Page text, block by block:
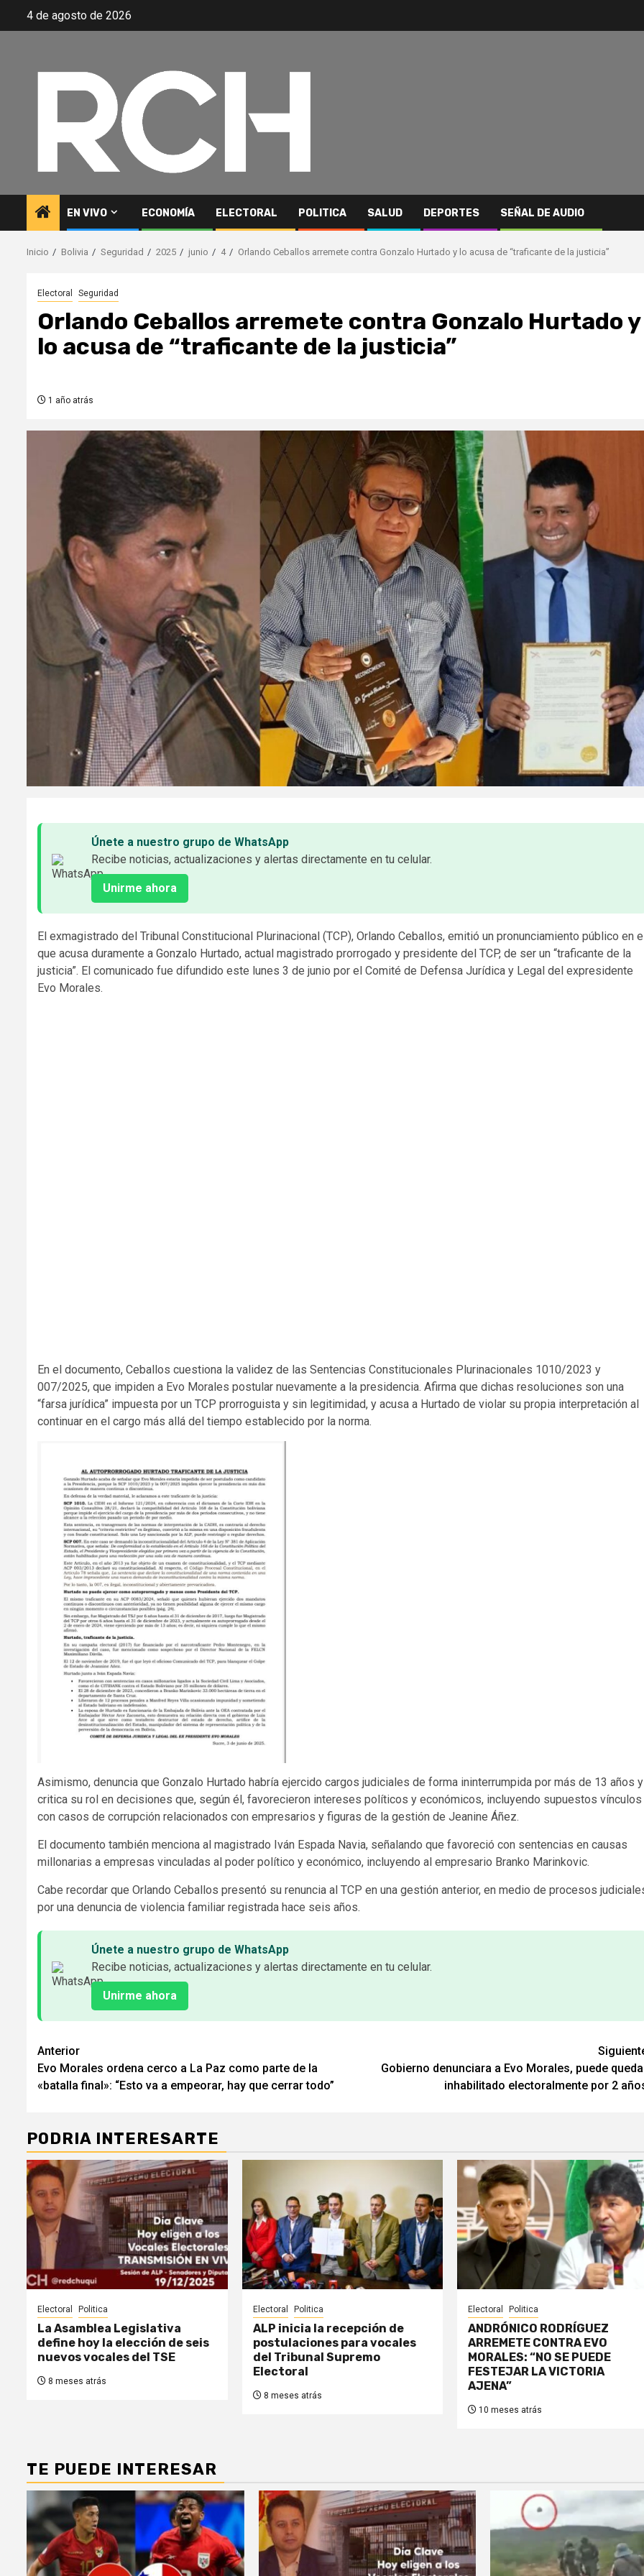
4 de agosto de 2026
EN VIVO ECONOMÍA ELECTORAL POLITICA SALUD DEPORTES SEÑAL DE AUDIO
Inicio Bolivia Seguridad 2025 junio 4 Orlando Ceballos arremete contra Gonzalo Hurtado y lo acusa de “traficante de la justicia”
Electoral Seguridad
Orlando Ceballos arremete contra Gonzalo Hurtado y
lo acusa de “traficante de la justicia”
1 año atrás
Únete a nuestro grupo de WhatsApp
Recibe noticias, actualizaciones y alertas directamente en tu celular.
Unirme ahora
El exmagistrado del Tribunal Constitucional Plurinacional (TCP), Orlando Ceballos, emitió un pronunciamiento público en
que acusa duramente a Gonzalo Hurtado, actual magistrado prorrogado y presidente del TCP, de ser un “traficante de la
justicia”. El comunicado fue difundido este lunes 3 de junio por el Comité de Defensa Jurídica y Legal del expresidente
Evo Morales.
En el documento, Ceballos cuestiona la validez de las Sentencias Constitucionales Plurinacionales 1010/2023 y
007/2025, que impiden a Evo Morales postular nuevamente a la presidencia. Afirma que dichas resoluciones son una
“farsa jurídica” impuesta por un TCP prorroguista y sin legitimidad, y acusa a Hurtado de violar su propia interpretación al
continuar en el cargo más allá del tiempo establecido por la norma.
Asimismo, denuncia que Gonzalo Hurtado habría ejercido cargos judiciales de forma ininterrumpida por más de 13 años y
critica su rol en decisiones que, según él, favorecieron intereses políticos y económicos, incluyendo supuestos vínculos
con casos de corrupción relacionados con empresarios y figuras de la gestión de Jeanine Áñez.
El documento también menciona al magistrado Iván Espada Navia, señalando que favoreció con sentencias en causas
millonarias a empresas vinculadas al poder político y económico, incluyendo al empresario Branko Marinkovic.
Cabe recordar que Orlando Ceballos presentó su renuncia al TCP en una gestión anterior, en medio de procesos
por una denuncia de violencia familiar registrada hace seis años.
Únete a nuestro grupo de WhatsApp
Recibe noticias, actualizaciones y alertas directamente en tu celular.
Unirme ahora
Seguir
leyendo
Anterior
Evo Morales ordena cerco a La Paz como parte de la
«batalla final»: “Esto va a empeorar, hay que cerrar todo”
Gobierno denunciara a Evo Morales, puede
inhabilitado electoralmente por 2
PODRIA INTERESARTE
Electoral Politica
La Asamblea Legislativa
define hoy la elección de seis
nuevos vocales del TSE
8 meses atrás
Electoral Politica
ALP inicia la recepción de
postulaciones para vocales
del Tribunal Supremo
Electoral
8 meses atrás
Electoral Politica
ANDRÓNICO RODRÍGUEZ
ARREMETE CONTRA EVO
MORALES: “NO SE PUEDE
FESTEJAR LA VICTORIA
AJENA”
10 meses atrás
TE PUEDE INTERESAR